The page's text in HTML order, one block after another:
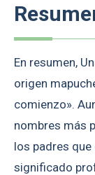
En resumen,
origen
comienzo».
nombres más
los padres
significado